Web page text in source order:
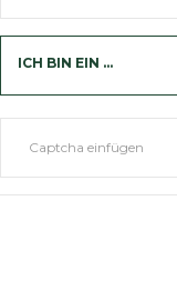
ICH BIN EIN ...